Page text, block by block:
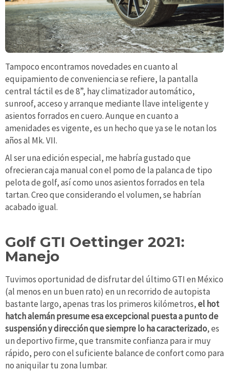
Tampoco encontramos novedades en cuanto al
equipamiento de conveniencia se refiere, la pantalla
central táctil es de 8”, hay climatizador automático,
sunroof, acceso y arranque mediante llave inteligente y
asientos forrados en cuero. Aunque en cuanto a
amenidades es vigente, es un hecho que ya se le notan los
años al Mk. VII.
Al ser una edición especial, me habría gustado que
ofrecieran caja manual con el pomo de la palanca de tipo
pelota de golf, así como unos asientos forrados en tela
tartan. Creo que considerando el volumen, se habrían
acabado igual.
Golf GTI Oettinger 2021:
Manejo
Tuvimos oportunidad de disfrutar del último GTI en México
(al menos en un buen rato) en un recorrido de autopista
bastante largo, apenas tras los primeros kilómetros,el hot
hatch alemán presume esa excepcional puesta a punto de
suspensión y dirección que siempre lo ha caracterizado, es
un deportivo firme, que transmite confianza para ir muy
rápido, pero con el suficiente balance de confort como para
no aniquilar tu zona lumbar.